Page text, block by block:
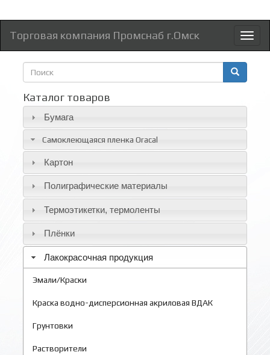
Торговая компания Промснаб г.Омск
Форма
поиска
Каталог товаров
Бумага
Самоклеющаяся пленка Oracal
Картон
Полиграфические материалы
Термоэтикетки, термоленты
Плёнки
Лакокрасочная продукция
Эмали/Краски
Краска водно-дисперсионная акриловая ВДАК
Грунтовки
Растворители